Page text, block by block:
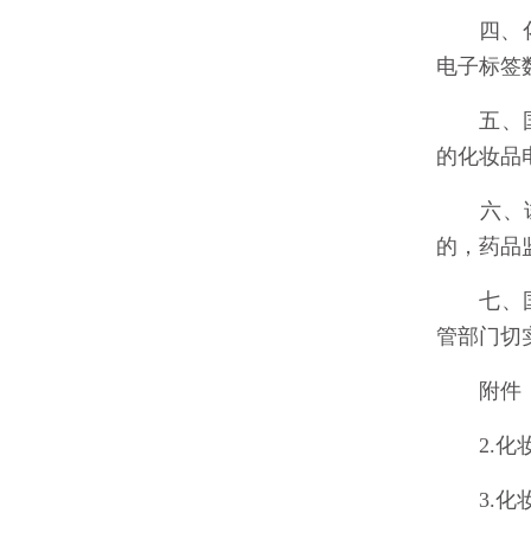
四、化
电子标签
五、国
的化妆品
六、试
的，药品
七、国
管部门切
附件：
2.化妆
3.化妆